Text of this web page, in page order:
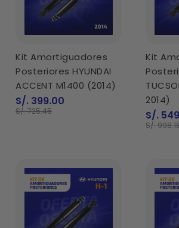
Kit Amortiguadores
Posteriores HYUNDAI
ACCENT M1400 (2014)
Precio
de
S/. 399.00
Precio
S/. 725.45
Kit
2014)
Precio
de
S/.
Precio
S/.